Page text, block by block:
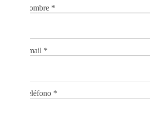
Nombre *
Email *
Teléfono *